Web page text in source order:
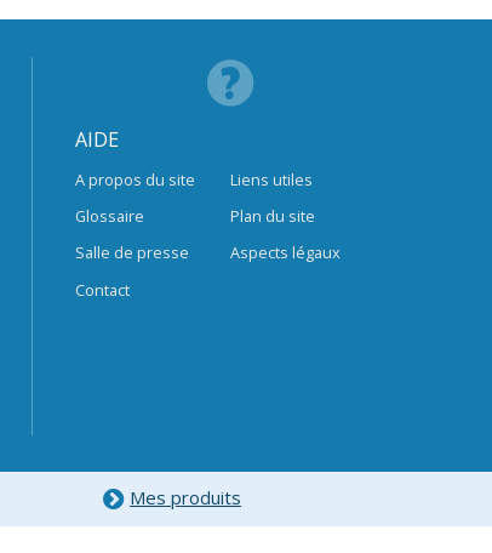
AIDE
A propos du site
Glossaire
Salle de presse
Contact
Liens utiles
Plan du site
Aspects légaux
Mes produits